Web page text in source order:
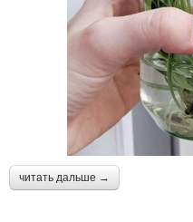
читать дальше →